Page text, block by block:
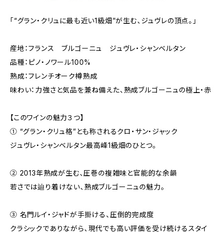
「“グラン・クリュに最も近い1級畑”が生む、ジュヴレの頂点。」
産地：フランス ブルゴーニュ ジュヴレ・シャンベルタン
品種：ピノ・ノワール100%
熟成：フレンチオーク樽熟成
味わい：力強さと気品を兼ね備えた、熟成ブルゴーニュの極上・赤
【このワインの魅力３つ】
① “グラン・クリュ格”とも称されるクロ・サン・ジャック
ジュヴレ・シャンベルタン最高峰1級畑のひとつ。
② 2013年熟成が生む、圧巻の複雑味と官能的な余韻
若さでは辿り着けない、熟成ブルゴーニュの魅力。
③ 名門ルイ・ジャドが手掛ける、圧倒的完成度
クラシックでありながら、現代でも高い評価を受け続けるスタイ